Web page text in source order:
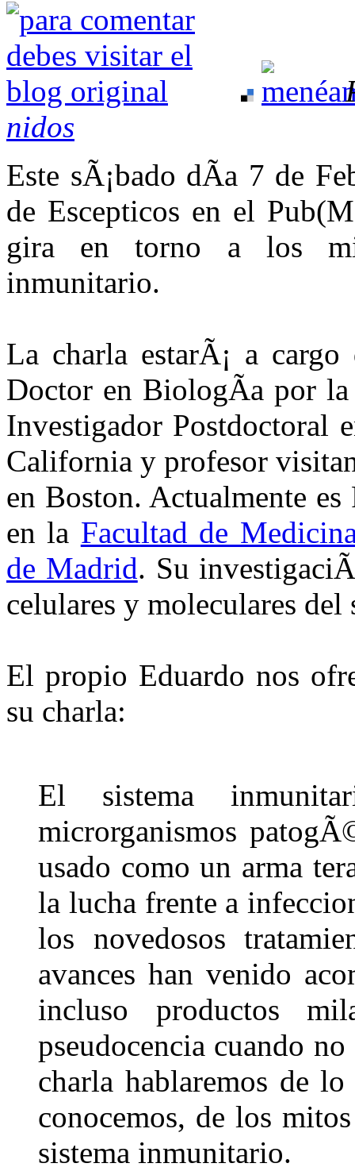
nidos
Este sÃ¡bado dÃ­a 7 de
de Escepticos en el
gira en torno a los
inmunitario.
La charla estarÃ¡ a
Doctor en BiologÃ­a por
Investigador Postdoctoral
California y profesor
en Boston. Actualmente
en la Facultad de
de Madrid. Su
celulares y moleculares
El propio Eduardo nos
su charla:
El sistema
microrganismos
usado como un arma
la lucha frente a
los novedosos
avances han venido
incluso productos
pseudocencia cuando
charla hablaremos de
conocemos, de los
sistema inmunitario.